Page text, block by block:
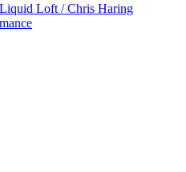
Loft / Chris Haring